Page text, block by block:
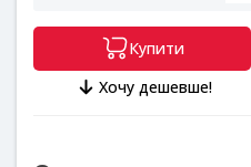
Купити
Хочу дешевше!